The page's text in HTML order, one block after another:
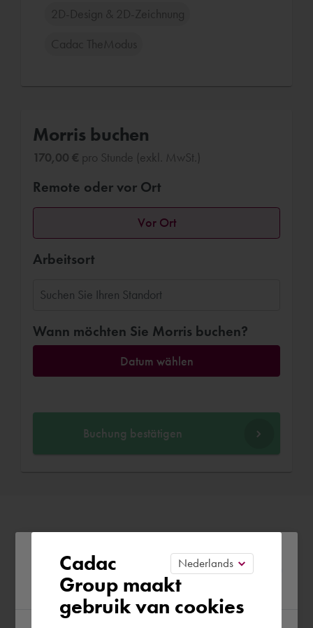
2D-Design & 2D-Zeichnung
Cadac TheModus
Morris buchen
170,00 € pro Stunde (exkl. MwSt.)
Remote oder vor Ort
Vor Ort
Arbeitsort
Wann möchten Sie Morris buchen?
Datum wählen
Buchung bestätigen
Please confirm your current
region
Cadac
Group maakt
gebruik van cookies